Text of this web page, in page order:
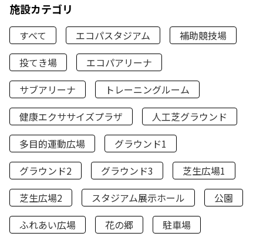
施設カテゴリ
すべて エコパスタジアム
補助競技場
投てき場
エコパアリーナ
サブアリーナ
トレーニングルーム
健康エクササイズプラザ
人工芝グラウンド
多目的運動広場
グラウンド1
グラウンド2
グラウンド3
芝生広場1
芝生広場2
スタジアム展示ホール
公園
ふれあい広場
花の郷
駐車場